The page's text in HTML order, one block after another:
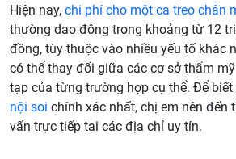
Hiện nay, chi phí cho một ca treo chân
thường dao động trong khoảng từ 12
đồng, tùy thuộc vào nhiều yếu tố khác
có thể thay đổi giữa các cơ sở thẩm
tạp của từng trường hợp cụ thể. Để biết
nội soi chính xác nhất, chị em nên đến
vấn trực tiếp tại các địa chỉ uy tín.